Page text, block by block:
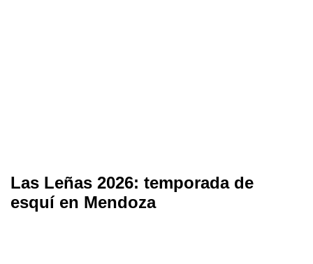
Las Leñas 2026: temporada de
esquí en Mendoza